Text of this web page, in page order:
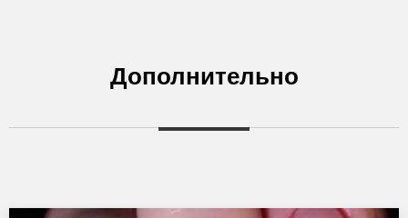
Дополнительно